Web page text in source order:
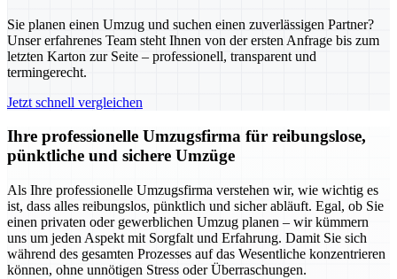
Sie planen einen Umzug und suchen einen zuverlässigen Partner?
Unser erfahrenes Team steht Ihnen von der ersten Anfrage bis zum
letzten Karton zur Seite – professionell, transparent und
termingerecht.
Jetzt schnell vergleichen
Ihre professionelle Umzugsfirma für reibungslose,
pünktliche und sichere Umzüge
Als Ihre professionelle Umzugsfirma verstehen wir, wie wichtig es
ist, dass alles reibungslos, pünktlich und sicher abläuft. Egal, ob Sie
einen privaten oder gewerblichen Umzug planen – wir kümmern
uns um jeden Aspekt mit Sorgfalt und Erfahrung. Damit Sie sich
während des gesamten Prozesses auf das Wesentliche konzentrieren
können, ohne unnötigen Stress oder Überraschungen.